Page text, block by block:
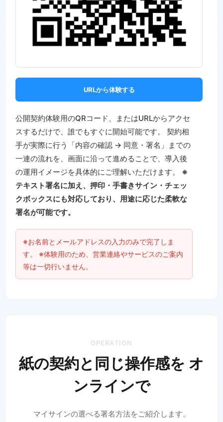
URLから体験する
公開契約体験用のQRコード、またはURLからアクセ
スするだけで、誰でもすぐに開始可能です。 契約相
手が実際に行う「内容の確認 → 同意・署名」までの
一連の流れを、画面に沿って進めることで、導入後
の運用イメージを具体的にご理解いただけます。 ※
テキスト署名に加え、押印・手書きサイン・チェッ
クボックスにも対応しており、用途に応じた柔軟な
署名が可能です。
※お名前とメールアドレスの入力のみで完了しま
す。 ※体験用のため、営業連絡やサービスのご案内
等は一切行いません。
OPERATION
紙の契約と同じ操作感を オ
ンラインで
マイサインの選べる署名方法をご紹介します。